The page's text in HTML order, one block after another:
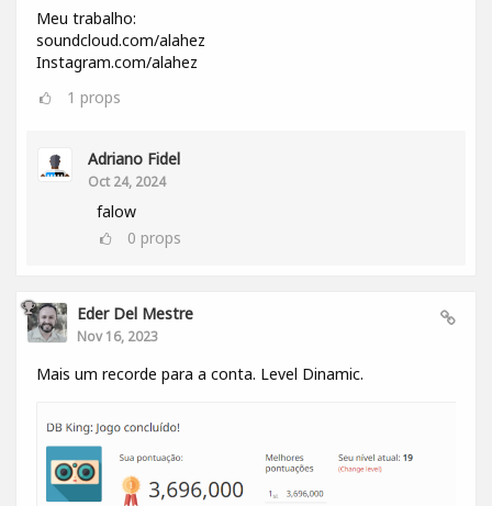
Meu trabalho:
soundcloud.com/alahez
Instagram.com/alahez
1 props
Adriano Fidel
Oct 24, 2024
falow
0 props
Eder Del Mestre
Nov 16, 2023
Mais um recorde para a conta. Level Dinamic.